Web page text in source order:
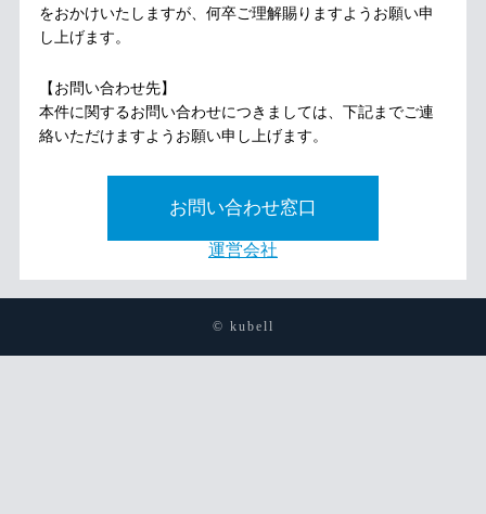
をおかけいたしますが、何卒ご理解賜りますようお願い申
し上げます。
【お問い合わせ先】
本件に関するお問い合わせにつきましては、下記までご連
絡いただけますようお願い申し上げます。
お問い合わせ窓口
運営会社
© kubell